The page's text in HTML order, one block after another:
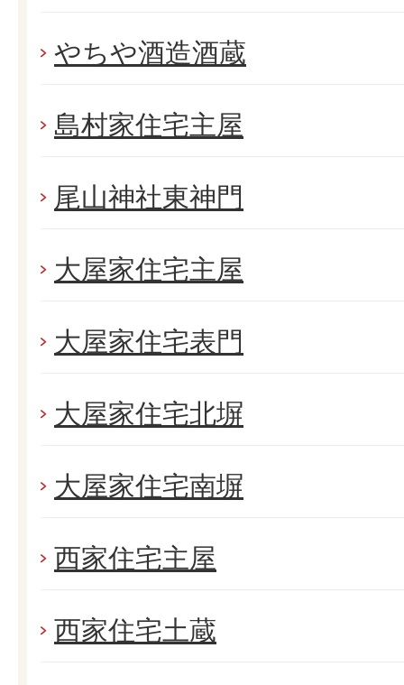
やちや酒造酒蔵
島村家住宅主屋
尾山神社東神門
大屋家住宅主屋
大屋家住宅表門
大屋家住宅北塀
大屋家住宅南塀
西家住宅主屋
西家住宅土蔵